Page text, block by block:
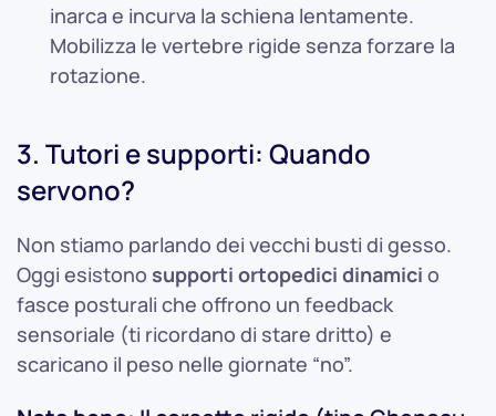
inarca e incurva la schiena lentamente.
Mobilizza le vertebre rigide senza forzare la
rotazione.
3. Tutori e supporti: Quando
servono?
Non stiamo parlando dei vecchi busti di gesso.
Oggi esistono supporti ortopedici dinamici o
fasce posturali che offrono un feedback
sensoriale (ti ricordano di stare dritto) e
scaricano il peso nelle giornate “no”.